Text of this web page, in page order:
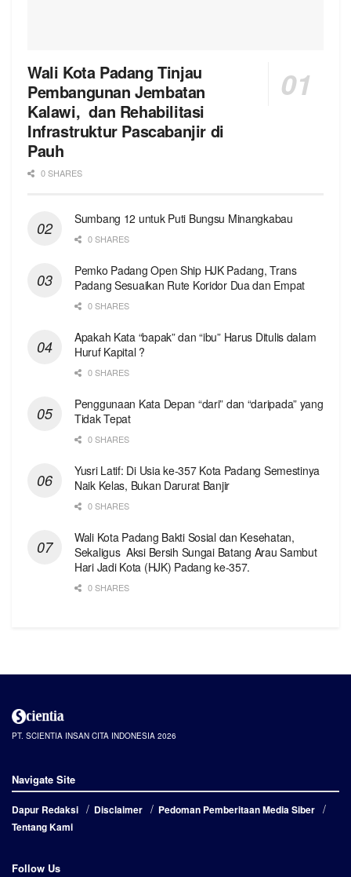
Wali Kota Padang Tinjau
Pembangunan Jembatan
Kalawi, dan Rehabilitasi
Infrastruktur Pascabanjir di
Pauh
0 SHARES
Sumbang 12 untuk Puti Bungsu Minangkabau
0 SHARES
Pemko Padang Open Ship HJK Padang, Trans
Padang Sesuaikan Rute Koridor Dua dan Empat
0 SHARES
Apakah Kata “bapak” dan “ibu” Harus Ditulis dalam
Huruf Kapital ?
0 SHARES
Penggunaan Kata Depan “dari” dan “daripada” yang
Tidak Tepat
0 SHARES
Yusri Latif: Di Usia ke-357 Kota Padang Semestinya
Naik Kelas, Bukan Darurat Banjir
0 SHARES
Wali Kota Padang Bakti Sosial dan Kesehatan,
Sekaligus Aksi Bersih Sungai Batang Arau Sambut
Hari Jadi Kota (HJK) Padang ke-357.
0 SHARES
PT. SCIENTIA INSAN CITA INDONESIA 2026
Navigate Site
Dapur Redaksi Disclaimer
Pedoman Pemberitaan Media Siber
Tentang Kami
Follow Us